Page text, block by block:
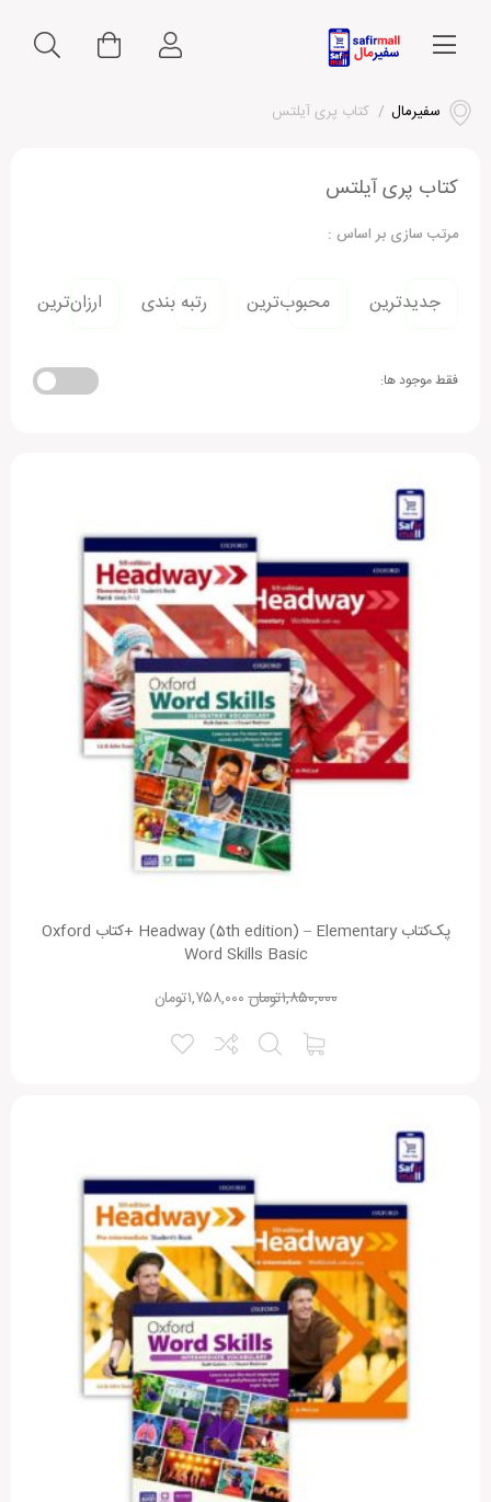
سفیرمال / کتاب پری آیلتس
کتاب پری آیلتس
مرتب سازی بر اساس :
جدیدترین محبوب‌ترین رتبه بندی ارزان‌ترین
فقط موجود ها:
پک‌کتاب Headway (5th edition) – Elementary +کتاب Oxford
Word Skills Basic
تومان۱,۸۵۰,۰۰۰ تومان۱,۷۵۸,۰۰۰